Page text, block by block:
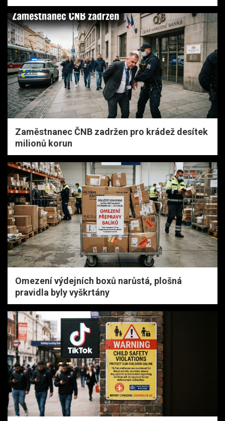
Zaměstnanec ČNB zadržen pro krádež desítek
milionů korun
Omezení výdejních boxů narůstá, plošná
pravidla byly vyškrtány